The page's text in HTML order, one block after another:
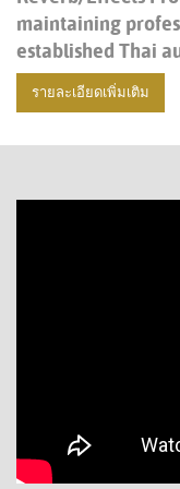
maintaining
established Thai
รายละเอียดเพิ่มเติม